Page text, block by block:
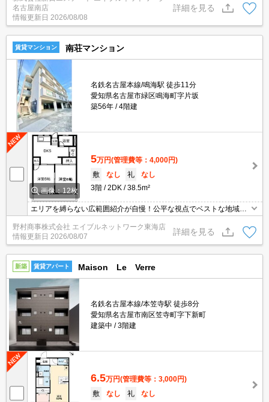
名古屋南店
情報更新日 2026/08/08
詳細を見る
賃貸マンション 南荘マンション
名鉄名古屋本線/鳴海駅 徒歩11分
愛知県名古屋市緑区鳴海町字片坂
築56年
4階建
画像：12枚
5万円(管理費等：4,000円)
敷
なし 礼
なし
3階
2DK 38.5m²
エリアを縛らない広範囲紹介が自慢！公平な視点でベストな地域を
ご提案します。現地集合・オンライン対応！
野村商事株式会社 エイブルネットワーク東海店
情報更新日 2026/08/07
詳細を見る
新築 賃貸アパート Maison Le Verre
名鉄名古屋本線/本笠寺駅 徒歩8分
愛知県名古屋市南区笠寺町字下新町
建築中
3階建
6.5万円(管理費等：3,000円)
敷
なし 礼
なし